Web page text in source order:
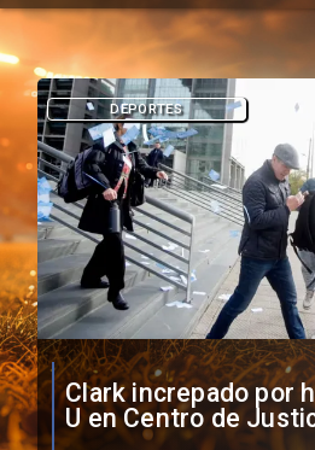
Vozinha firma
Colo como nuevo
DEPORTES